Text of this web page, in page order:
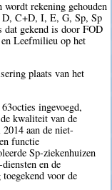
wordt rekening gehouden
D, C+D, I, E, G, Sp, Sp
gekend is door FOD
Leefmilieu op het
plaats van het
ingevoegd,
kwaliteit van de
aan de niet-
functie
Sp-ziekenhuizen
en de
voor de